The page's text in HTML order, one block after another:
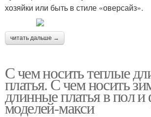
хозяйки или быть в стиле «оверсайз».
читать дальше →
С чем носить теплые
платья. С чем носить
длинные платья в пол и
моделей-макси